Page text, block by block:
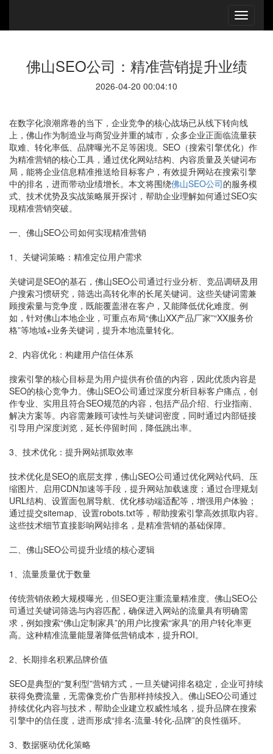
佛山SEO公司：精准营销提升业绩
2026-04-20 00:04:10
在数字化浪潮席卷的当下，企业竞争的核心战场已从线下转向线
上，佛山作为制造业与商贸业并重的城市，众多企业正面临流量获
取难、转化率低、品牌曝光不足等困境。SEO（搜索引擎优化）作
为精准营销的核心工具，通过优化网站结构、内容质量及关键词布
局，能将企业信息精准推送给目标客户，有效提升网站在搜索引擎
中的排名，进而带动业绩增长。本文将围绕佛山SEO公司的服务模
式、技术优势及实战策略展开探讨，帮助企业理解如何通过SEO实
现精准营销突破。
一、佛山SEO公司如何实现精准营销
1、关键词策略：精准定位用户需求
关键词是SEO的基石，佛山SEO公司通过行业分析、竞品调研及用
户搜索习惯研究，筛选出高转化率的长尾关键词。这些关键词需兼
顾搜索量与竞争度，既能覆盖潜在客户，又能降低优化难度。例
如，针对佛山本地企业，可重点布局“佛山XX产品厂家”“XX服务价
格”等地域+业务关键词，提升本地流量转化。
2、内容优化：构建用户信任体系
搜索引擎的核心目标是为用户提供有价值的内容，因此优质内容是
SEO的核心竞争力。佛山SEO公司通过深度分析目标客户痛点，创
作专业、实用且符合SEO规范的内容，包括产品介绍、行业指南、
解决方案等。内容需兼顾可读性与关键词密度，同时通过内部链接
引导用户深度浏览，延长停留时间，降低跳出率。
3、技术优化：提升网站抓取效率
技术优化是SEO的底层支撑，佛山SEO公司通过优化网站代码、压
缩图片、启用CDN加速等手段，提升网站加载速度；通过合理规划
URL结构、设置面包屑导航、优化移动端适配等，增强用户体验；
通过提交sitemap、设置robots.txt等，帮助搜索引擎高效抓取内容。
这些技术细节直接影响网站排名，是精准营销的基础保障。
二、佛山SEO公司提升业绩的核心逻辑
1、流量质量优于数量
传统营销依赖大规模曝光，但SEO更注重流量精准度。佛山SEO公
司通过关键词筛选与内容匹配，确保进入网站的流量具有明确需
求，例如搜索“佛山定制家具”的用户比搜索“家具”的用户转化率更
高。这种精准流量能显著降低营销成本，提升ROI。
2、长期排名积累品牌价值
SEO是典型的“复利型”营销方式，一旦关键词排名稳定，企业可持续
获得免费流量，无需像竞价广告那样持续投入。佛山SEO公司通过
持续优化内容与技术，帮助企业建立权威性域名，提升品牌在搜索
引擎中的信任度，进而形成“排名-流量-转化-品牌”的良性循环。
3、数据驱动优化策略